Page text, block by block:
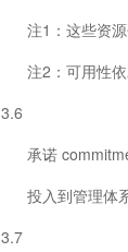
注1：这些资源
注2：可用性依
3.6
承诺
投入到管理体系
3.7